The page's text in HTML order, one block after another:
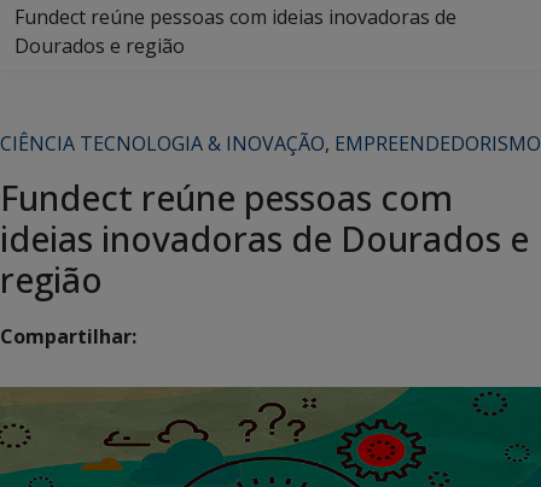
Fundect reúne pessoas com ideias inovadoras de
Dourados e região
CIÊNCIA TECNOLOGIA & INOVAÇÃO, EMPREENDEDORISMO
Fundect reúne pessoas com
ideias inovadoras de Dourados e
região
Compartilhar: